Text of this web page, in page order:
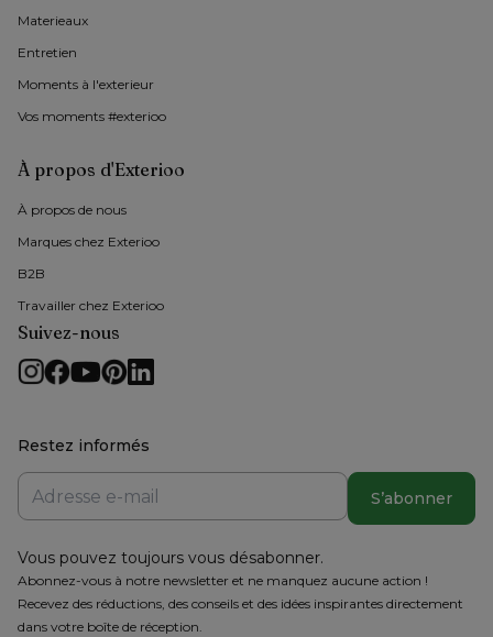
Materieaux
Entretien
Moments à l'exterieur
Vos moments #exterioo
À propos d'Exterioo
À propos de nous
Marques chez Exterioo
B2B
Travailler chez Exterioo
Suivez-nous
Restez informés
S’abonner
Vous pouvez toujours vous désabonner.
Abonnez-vous à notre newsletter et ne manquez aucune action !
Recevez des réductions, des conseils et des idées inspirantes directement
dans votre boîte de réception.